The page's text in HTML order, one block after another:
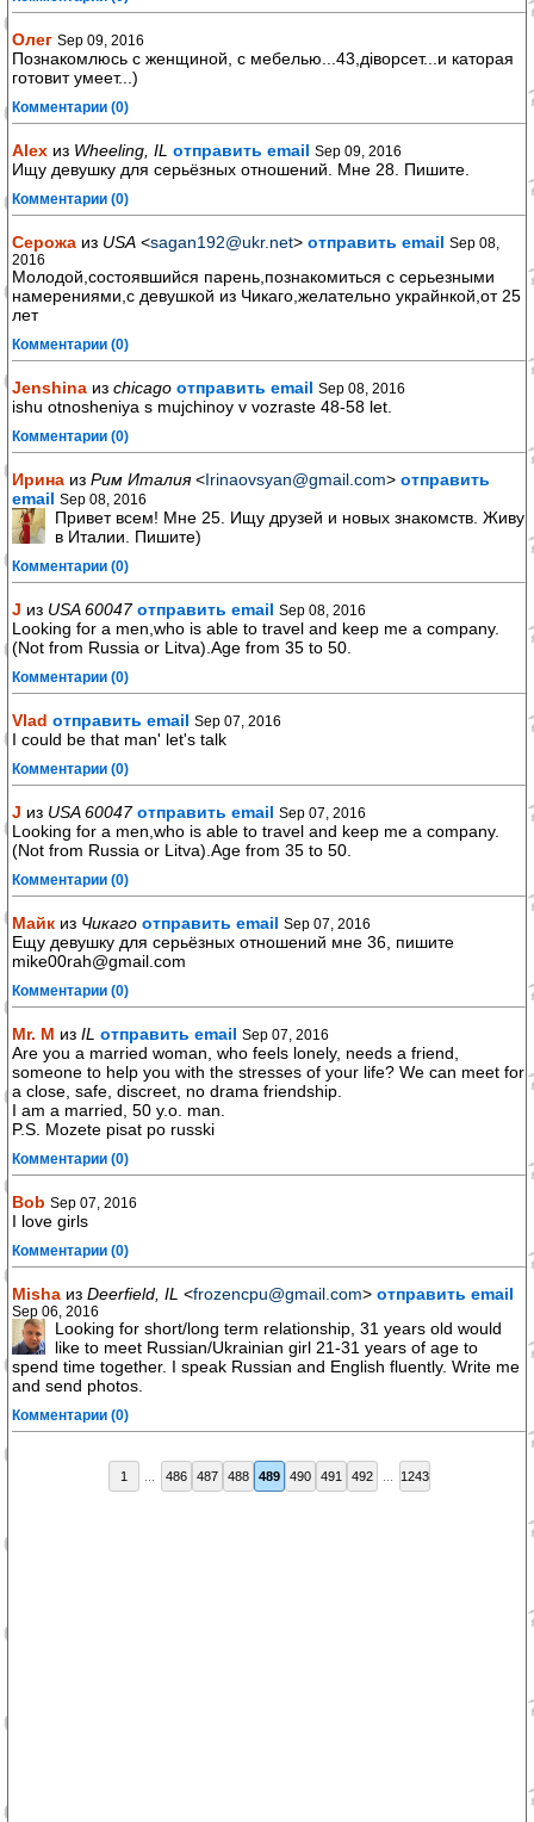
Олег Sep 09, 2016
Познакомлюсь с женщиной, с мебелью...43,діворсет...и каторая
готовит умеет...)
Комментарии (0)
Alex из Wheeling, IL отправить email Sep 09, 2016
Ищу девушку для серьёзных отношений. Мне 28. Пишите.
Комментарии (0)
Cерожа из USA <sagan192@ukr.net> отправить email Sep 08,
2016
Молодой,состоявшийся парень,познакомиться с серьезными
намерениями,с девушкой из Чикаго,желательно украйнкой,от 25
лет
Комментарии (0)
Jenshina из chicago отправить email Sep 08, 2016
ishu otnosheniya s mujchinoy v vozraste 48-58 let.
Комментарии (0)
Ирина из Рим Италия<Irinaovsyan@gmail.com> отправить
email Sep 08, 2016
Привет всем! Мне 25. Ищу друзей и новых знакомств. Живу
в Италии. Пишите)
Комментарии (0)
J из USA 60047 отправить email Sep 08, 2016
Looking for a men,who is able to travel and keep me a company.
(Not from Russia or Litva).Age from 35 to 50.
Комментарии (0)
Vlad отправить email Sep 07, 2016
I could be that man' let's talk
Комментарии (0)
J из USA 60047 отправить email Sep 07, 2016
Looking for a men,who is able to travel and keep me a company.
(Not from Russia or Litva).Age from 35 to 50.
Комментарии (0)
Майк из Чикаго отправить email Sep 07, 2016
Ещу девушку для серьёзных отношений мне 36, пишите
mike00rah@gmail.com
Комментарии (0)
Mr. M из IL отправить email Sep 07, 2016
Are you a married woman, who feels lonely, needs a friend,
someone to help you with the stresses of your life? We can meet for
a close, safe, discreet, no drama friendship.
I am a married, 50 y.o. man.
P.S. Mozete pisat po russki
Комментарии (0)
Bob Sep 07, 2016
I love girls
Комментарии (0)
Misha из Deerfield, IL <frozencpu@gmail.com> отправить email
Sep 06, 2016
Looking for short/long term relationship, 31 years old would
like to meet Russian/Ukrainian girl 21-31 years of age to
spend time together. I speak Russian and English fluently. Write me
and send photos.
Комментарии (0)
1 486 487 488 489 490 491 492 1243